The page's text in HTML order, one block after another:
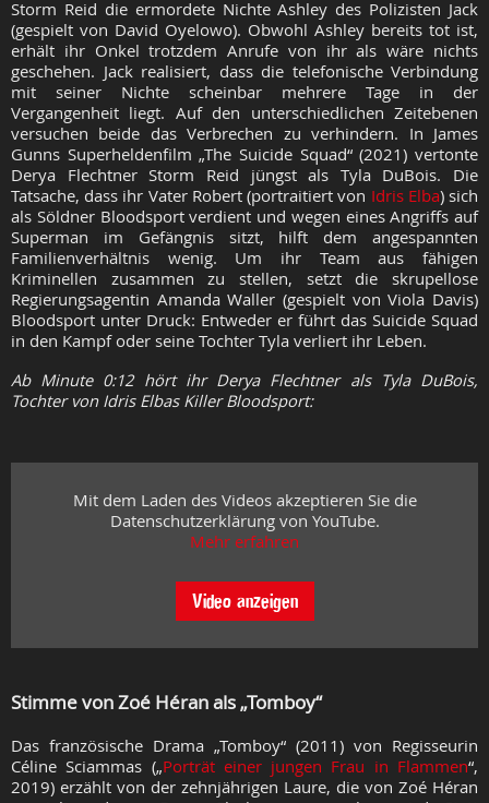
Storm Reid die ermordete Nichte Ashley des Polizisten Jack
(gespielt von David Oyelowo). Obwohl Ashley bereits tot ist,
erhält ihr Onkel trotzdem Anrufe von ihr als wäre nichts
geschehen. Jack realisiert, dass die telefonische Verbindung
mit seiner Nichte scheinbar mehrere Tage in der
Vergangenheit liegt. Auf den unterschiedlichen Zeitebenen
versuchen beide das Verbrechen zu verhindern. In James
Gunns Superheldenfilm „The Suicide Squad“ (2021) vertonte
Derya Flechtner Storm Reid jüngst als Tyla DuBois. Die
Tatsache, dass ihr Vater Robert (portraitiert von Idris Elba) sich
als Söldner Bloodsport verdient und wegen eines Angriffs auf
Superman im Gefängnis sitzt, hilft dem angespannten
Familienverhältnis wenig. Um ihr Team aus fähigen
Kriminellen zusammen zu stellen, setzt die skrupellose
Regierungsagentin Amanda Waller (gespielt von Viola Davis)
Bloodsport unter Druck: Entweder er führt das Suicide Squad
in den Kampf oder seine Tochter Tyla verliert ihr Leben.
Ab Minute 0:12 hört ihr Derya Flechtner als Tyla DuBois,
Tochter von Idris Elbas Killer Bloodsport:
Mit dem Laden des Videos akzeptieren Sie die
Datenschutzerklärung von YouTube.
Mehr erfahren
Video anzeigen
Stimme von Zoé Héran als „Tomboy“
Das französische Drama „Tomboy“ (2011) von Regisseurin
Céline Sciammas („Porträt einer jungen Frau in Flammen“,
2019) erzählt von der zehnjährigen Laure, die von Zoé Héran